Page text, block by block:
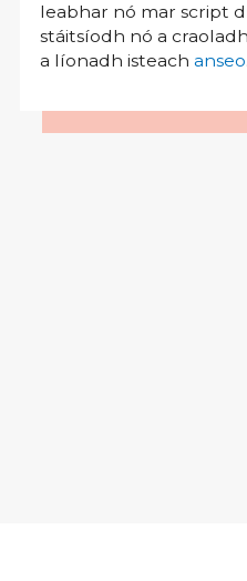
leabhar nó mar script
stáitsíodh nó a
a líonadh isteach anseo